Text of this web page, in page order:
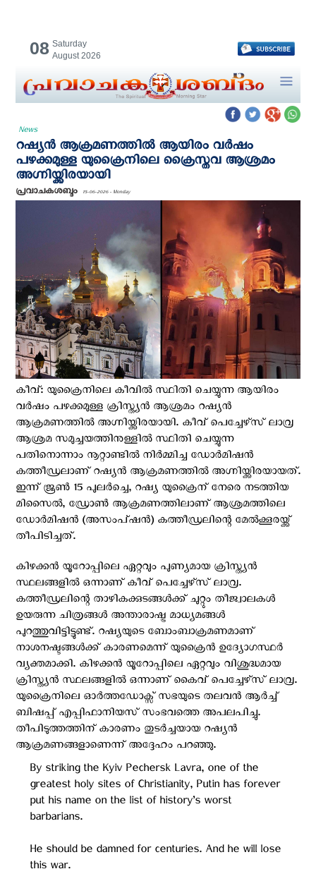
08 Saturday
August 2026
News
റഷ്യന്‍ ആക്രമണത്തില്‍ ആയിരം വര്‍ഷം
പഴക്കമുള്ള യുക്രൈനിലെ ക്രൈസ്തവ ആശ്രമം
അഗ്നിയ്ക്കിരയായി
പ്രവാചകശബ്ദം 15-06-2026 - Monday
കീവ്: യുക്രൈനിലെ കീവില്‍ സ്ഥിതി ചെയ്യുന്ന ആയിരം
വർഷം പഴക്കമുള്ള ക്രിസ്ത്യൻ ആശ്രമം റഷ്യന്‍
ആക്രമണത്തില്‍ അഗ്നിയ്ക്കിരയായി. കീവ് പെച്ചേഴ്‌സ് ലാവ്ര
ആശ്രമ സമുച്ചയത്തിനുള്ളിൽ സ്ഥിതി ചെയ്യുന്ന
പതിനൊന്നാം നൂറ്റാണ്ടിൽ നിർമ്മിച്ച ഡോർമിഷൻ
കത്തീഡ്രലാണ് റഷ്യന്‍ ആക്രമണത്തില്‍ അഗ്നിയ്ക്കിരയായത്.
ഇന്ന് ജൂണ്‍ 15 പുലര്‍ച്ചെ, റഷ്യ യുക്രൈന് നേരെ നടത്തിയ
മിസൈൽ, ഡ്രോൺ ആക്രമണത്തിലാണ് ആശ്രമത്തിലെ
ഡോർമിഷൻ (അസംപ്ഷൻ) കത്തീഡ്രലിന്റെ മേൽക്കൂരയ്ക്ക്
തീപിടിച്ചത്.
കിഴക്കൻ യൂറോപ്പിലെ ഏറ്റവും പുണ്യമായ ക്രിസ്ത്യൻ
സ്ഥലങ്ങളിൽ ഒന്നാണ് കീവ് പെച്ചേഴ്‌സ് ലാവ്ര.
കത്തീഡ്രലിന്റെ താഴികക്കുടങ്ങൾക്ക് ചുറ്റും തീജ്വാലകൾ
ഉയരുന്ന ചിത്രങ്ങള്‍ അന്താരാഷ്ട്ര മാധ്യമങ്ങള്‍
പുറത്തുവിട്ടിട്ടുണ്ട്. റഷ്യയുടെ ബോംബാക്രമണമാണ്
നാശനഷ്ടങ്ങൾക്ക് കാരണമെന്ന് യുക്രൈന്‍ ഉദ്യോഗസ്ഥർ
വ്യക്തമാക്കി. കിഴക്കൻ യൂറോപ്പിലെ ഏറ്റവും വിശുദ്ധമായ
ക്രിസ്ത്യൻ സ്ഥലങ്ങളിൽ ഒന്നാണ് കൈവ് പെച്ചേഴ്‌സ് ലാവ്ര.
യുക്രൈനിലെ ഓർത്തഡോക്സ് സഭയുടെ തലവൻ ആര്‍ച്ച്
ബിഷപ്പ് എപ്പിഫാനിയസ് സംഭവത്തെ അപലപിച്ചു.
തീപിടുത്തത്തിന് കാരണം തുടർച്ചയായ റഷ്യൻ
ആക്രമണങ്ങളാണെന്ന് അദ്ദേഹം പറഞ്ഞു.
By striking the Kyiv Pechersk Lavra, one of the
greatest holy sites of Christianity, Putin has forever
put his name on the list of history’s worst
barbarians.
He should be damned for centuries. And he will lose